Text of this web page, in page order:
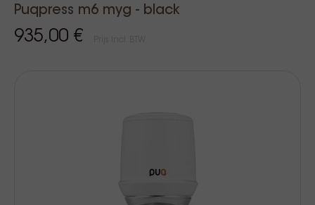
Puqpress m6 myg - black
935,00 €